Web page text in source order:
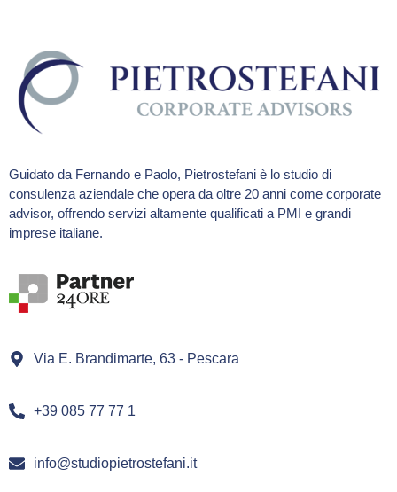
Guidato da Fernando e Paolo, Pietrostefani è lo studio di
consulenza aziendale che opera da oltre 20 anni come corporate
advisor, offrendo servizi altamente qualificati a PMI e grandi
imprese italiane.
Via E. Brandimarte, 63 - Pescara
+39 085 77 77 1
info@studiopietrostefani.it